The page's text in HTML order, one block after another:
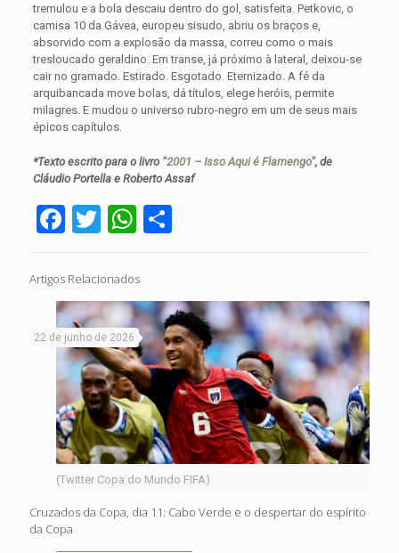
tremulou e a bola descaiu dentro do gol, satisfeita. Petkovic, o
camisa 10 da Gávea, europeu sisudo, abriu os braços e,
absorvido com a explosão da massa, correu como o mais
tresloucado geraldino. Em transe, já próximo à lateral, deixou-se
cair no gramado. Estirado. Esgotado. Eternizado. A fé da
arquibancada move bolas, dá títulos, elege heróis, permite
milagres. E mudou o universo rubro-negro em um de seus mais
épicos capítulos.
*Texto escrito para o livro “2001 – Isso Aqui é Flamengo”, de
Cláudio Portella e Roberto Assaf
Facebook
TwitterWhatsApp
Share
Artigos Relacionados
(Twitter Copa do Mundo FIFA)
22 de junho de 2026
Cruzados da Copa, dia 11: Cabo Verde e o despertar do espírito
da Copa